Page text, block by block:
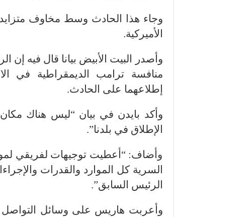
وجاء هذا الحادث وسط مخاوف
الأميركية.
وأصدر البيت الأبيض بيانا قال فيه إن
منافسة ترامب الديمقراطية في
إطلاعهما على الحادث.
وأكد بايدن في بيان “ليس هناك
الإطلاق في بلدنا”.
وأضاف: “أعطيت توجيهات لفريقي
السرية كل الموارد والقدرات
الرئيس السابق”.
وأعربت هاريس على وسائل التواصل